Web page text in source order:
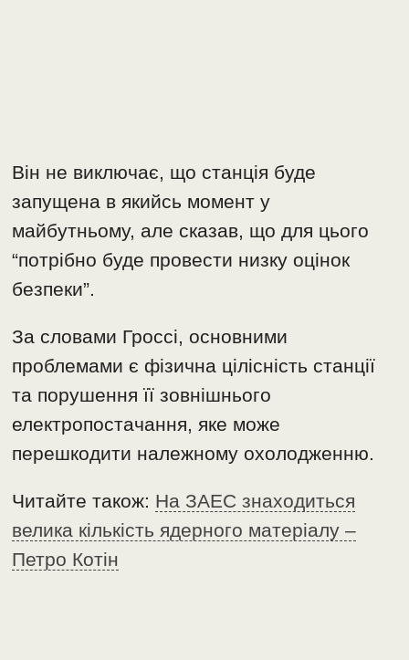
Він не виключає, що станція буде
запущена в якийсь момент у
майбутньому, але сказав, що для цього
“потрібно буде провести низку оцінок
безпеки”.
За словами Гроссі, основними
проблемами є фізична цілісність станції
та порушення її зовнішнього
електропостачання, яке може
перешкодити належному охолодженню.
Читайте також: На ЗАЕС знаходиться
велика кількість ядерного матеріалу –
Петро Котін